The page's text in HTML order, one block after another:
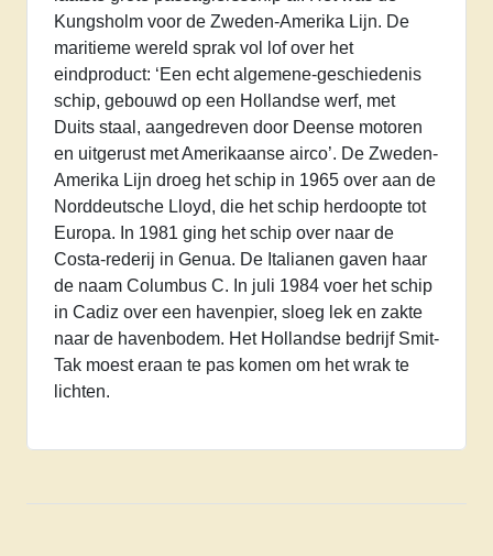
Kungsholm voor de Zweden-Amerika Lijn. De
maritieme wereld sprak vol lof over het
eindproduct: ‘Een echt algemene-geschiedenis
schip, gebouwd op een Hollandse werf, met
Duits staal, aangedreven door Deense motoren
en uitgerust met Amerikaanse airco’. De Zweden-
Amerika Lijn droeg het schip in 1965 over aan de
Norddeutsche Lloyd, die het schip herdoopte tot
Europa. In 1981 ging het schip over naar de
Costa-rederij in Genua. De Italianen gaven haar
de naam Columbus C. In juli 1984 voer het schip
in Cadiz over een havenpier, sloeg lek en zakte
naar de havenbodem. Het Hollandse bedrijf Smit-
Tak moest eraan te pas komen om het wrak te
lichten.